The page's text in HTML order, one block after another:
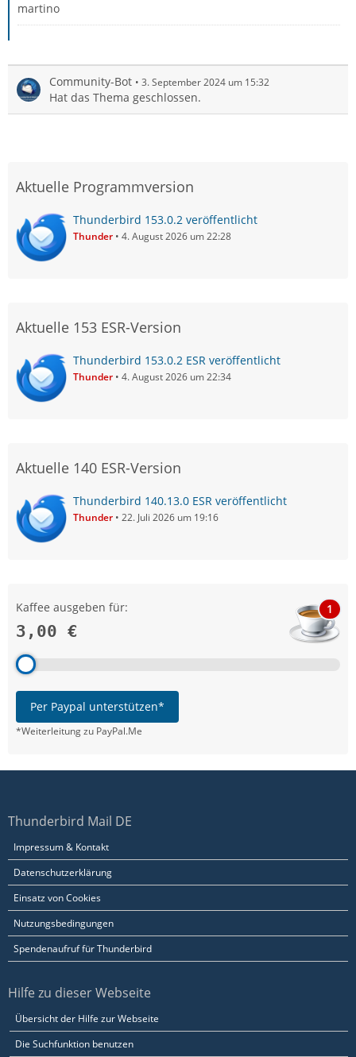
martino
Community-Bot 3. September 2024 um 15:32
Hat das Thema geschlossen.
Aktuelle Programmversion
Thunderbird 153.0.2 veröffentlicht
Thunder 4. August 2026 um 22:28
Aktuelle 153 ESR-Version
Thunderbird 153.0.2 ESR veröffentlicht
Thunder 4. August 2026 um 22:34
Aktuelle 140 ESR-Version
Thunderbird 140.13.0 ESR veröffentlicht
Thunder 22. Juli 2026 um 19:16
Kaffee ausgeben für:
3,00 €
1
Per Paypal unterstützen*
*Weiterleitung zu PayPal.Me
Thunderbird Mail DE
Impressum & Kontakt
Datenschutzerklärung
Einsatz von Cookies
Nutzungsbedingungen
Spendenaufruf für Thunderbird
Hilfe zu dieser Webseite
Übersicht der Hilfe zur Webseite
Die Suchfunktion benutzen